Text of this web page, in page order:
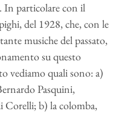
In particolare con il
del 1928, che, con le
musiche del passato,
su questo
vediamo quali sono: a)
Pasquini,
Corelli; b) la colomba,